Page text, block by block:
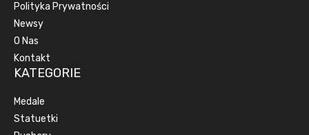
Polityka Prywatności
Newsy
O Nas
Kontakt
KATEGORIE
Medale
Statuetki